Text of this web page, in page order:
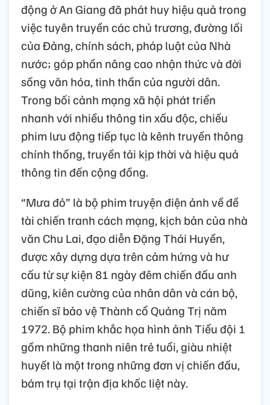
động ở An Giang đã phát huy hiệu quả trong
việc tuyên truyền các chủ trương, đường lối
của Đảng, chính sách, pháp luật của Nhà
nước; góp phần nâng cao nhận thức và đời
sống văn hóa, tinh thần của người dân.
Trong bối cảnh mạng xã hội phát triển
nhanh với nhiều thông tin xấu độc, chiếu
phim lưu động tiếp tục là kênh truyền thông
chính thống, truyền tải kịp thời và hiệu quả
thông tin đến cộng đồng.
“Mưa đỏ” là bộ phim truyện điện ảnh về đề
tài chiến tranh cách mạng, kịch bản của nhà
văn Chu Lai, đạo diễn Đặng Thái Huyền,
được xây dựng dựa trên cảm hứng và hư
cấu từ sự kiện 81 ngày đêm chiến đấu anh
dũng, kiên cường của nhân dân và cán bộ,
chiến sĩ bảo vệ Thành cổ Quảng Trị năm
1972. Bộ phim khắc họa hình ảnh Tiểu đội 1
gồm những thanh niên trẻ tuổi, giàu nhiệt
huyết là một trong những đơn vị chiến đấu,
bám trụ tại trận địa khốc liệt này.